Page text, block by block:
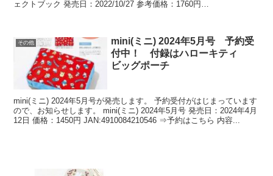
ェクトブック 発売日：2022/10/27 参考価格：1760円
その他
mini(ミニ) 2024年5月号 予約受
付中！ 付録はハローキティ
ビッグポーチ
mini(ミニ) 2024年5月号が発売します。 予約受付がはじまっています
ので、お知らせします。 mini(ミニ) 2024年5月号 発売日：2024年4月
12日 価格：1450円 JAN:4910084210546 ⇒予約はこちら 内容...